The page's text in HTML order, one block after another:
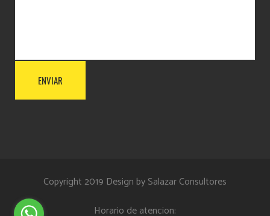
Copyright 2019 Design bySalazar Consultores
Horario de atencion: